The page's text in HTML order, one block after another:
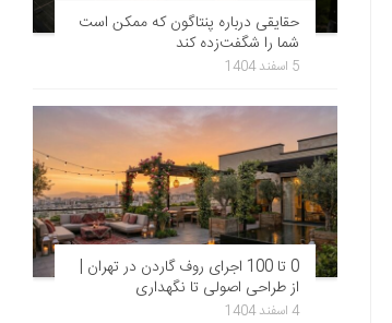
حقایقی درباره پنتاگون که ممکن است
شما را شگفت‌زده کند
5 اسفند 1404
0 تا 100 اجرای روف گاردن در تهران |
از طراحی اصولی تا نگهداری
4 اسفند 1404